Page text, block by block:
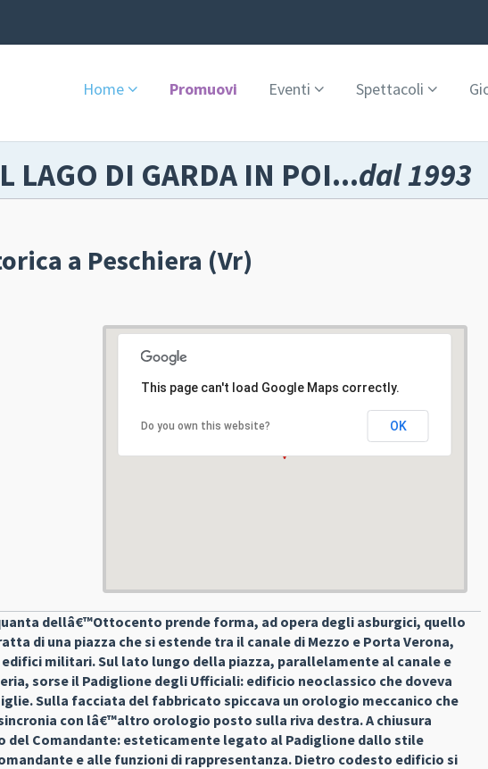
Home Promuovi Eventi Spettacoli
LAGO DI GARDA IN POI...dal 1993
a Peschiera (Vr)
This page can't load Google Maps correctly.
Do you own this website? OK
dellâ€™Ottocento prende forma, ad opera degli asburgici, quello
di una piazza che si estende tra il canale di Mezzo e Porta Verona,
militari. Sul lato lungo della piazza, parallelamente al canale e
sorse il Padiglione degli Ufficiali: edificio neoclassico che doveva
Sulla facciata del fabbricato spiccava un orologio meccanico che
con lâ€™altro orologio posto sulla riva destra. A chiusura
del Comandante: esteticamente legato al Padiglione dallo stile
e alle funzioni di rappresentanza. Dietro codesto edificio si